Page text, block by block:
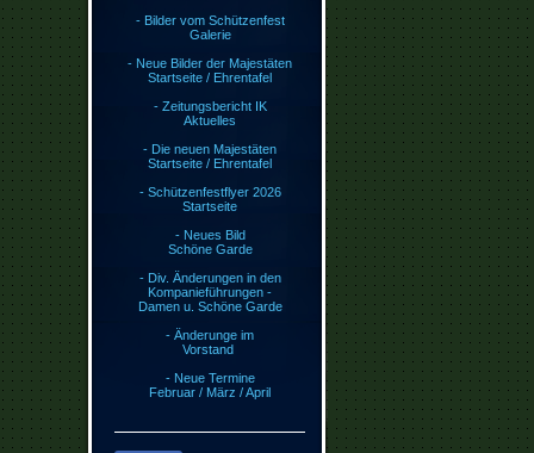
- Bilder vom Schützenfest
Galerie
- Neue Bilder der Majestäten
Startseite / Ehrentafel
- Zeitungsbericht IK
Aktuelles
- Die neuen Majestäten
Startseite / Ehrentafel
- Schützenfestflyer 2026
Startseite
- Neues Bild
Schöne Garde
- Div. Änderungen in den
Kompanieführungen -
Damen u. Schöne Garde
- Änderunge im
Vorstand
- Neue Termine
Februar / März / April